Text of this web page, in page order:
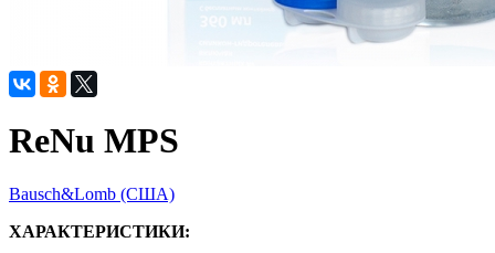
ReNu MPS
Bausch&Lomb (США)
ХАРАКТЕРИСТИКИ: